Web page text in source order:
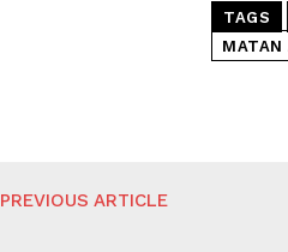
TAGS
MATAN
PREVIOUS ARTICLE